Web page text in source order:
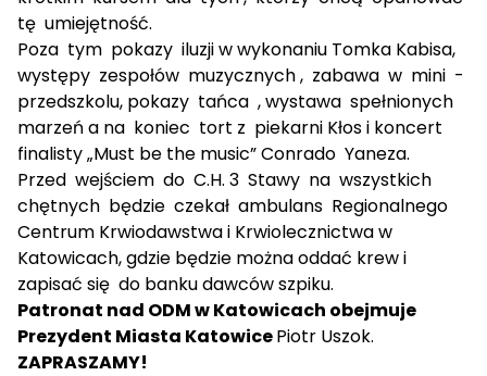
tę umiejętność.
Poza tym pokazy iluzji w wykonaniu Tomka Kabisa,
występy zespołów muzycznych , zabawa w mini -
przedszkolu, pokazy tańca , wystawa spełnionych
marzeń a na koniec tort z piekarni Kłos i koncert
finalisty „Must be the music” Conrado Yaneza.
Przed wejściem do C.H. 3 Stawy na wszystkich
chętnych będzie czekał ambulans Regionalnego
Centrum Krwiodawstwa i Krwiolecznictwa w
Katowicach, gdzie będzie można oddać krew i
zapisać się do banku dawców szpiku.
Patronat nad ODM w Katowicach obejmuje
Prezydent Miasta KatowicePiotr Uszok.
ZAPRASZAMY!